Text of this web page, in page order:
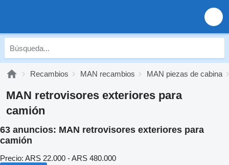
Recambios MAN recambios MAN piezas de cabina
MAN retrovisores exteriores para
camión
63 anuncios: MAN retrovisores exteriores para
camión
Precio: ARS 22.000 - ARS 480.000